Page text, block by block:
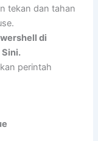
tekan dan tahan
di
Sini.
perintah